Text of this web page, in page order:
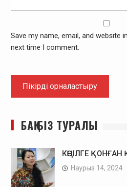
Save my name, email, and website
next time I comment.
БАҚ БІЗ ТУРАЛЫ
КӨҢІЛГЕ
Наурыз 14, 2024